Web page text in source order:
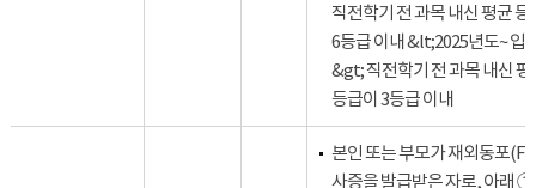
직전학기 전 과목 내신 평균 등
6등급 이내 &lt;2025년도~ 입
&gt; 직전학기 전 과목 내신 평
등급이 3등급 이내
본인 또는 부모가 재외동포(F-
사증을 발급받은 자로, 아래 ①